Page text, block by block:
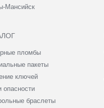
Мансийск
пломбы
пакеты
ключей
опасности
браслеты